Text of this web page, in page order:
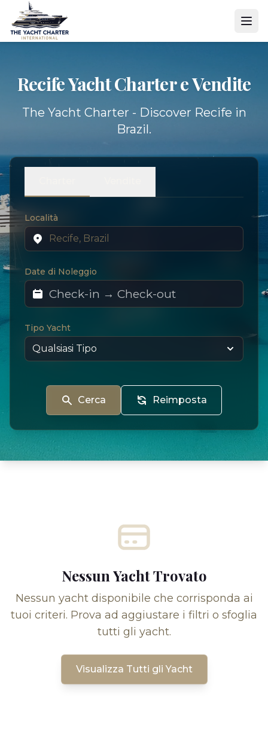
Recife YachtCharter e Vendite
The Yacht Charter - Discover Recife in
Brazil.
Località
Date di Noleggio
Tipo Yacht
Cerca Reimposta
Nessun Yacht Trovato
Nessun yacht disponibile che corrisponda ai
tuoi criteri. Prova ad aggiustare i filtri o sfoglia
tutti gli yacht.
Visualizza Tutti gli Yacht